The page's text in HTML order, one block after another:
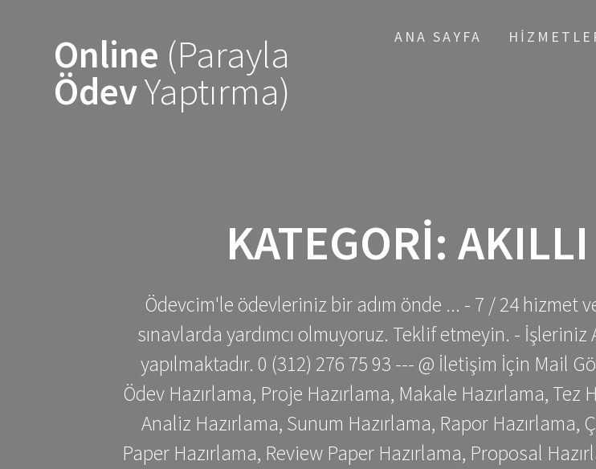
Online (Parayla
ÖdevYaptırma)
ANA SAYFA
KATEGORI:
Ödevcim'le ödevleriniz bir adım önde ... - 7 / 24 hizmet
sınavlarda yardımcı olmuyoruz. Teklif etmeyin. -
yapılmaktadır. 0 (312) 276 75 93 --- @ İletişim İçin Mail
Ödev Hazırlama, Proje Hazırlama, Makale Hazırlama, Tez
Analiz Hazırlama, Sunum Hazırlama, Rapor Hazırlama,
Paper Hazırlama, Review Paper Hazırlama, Proposal